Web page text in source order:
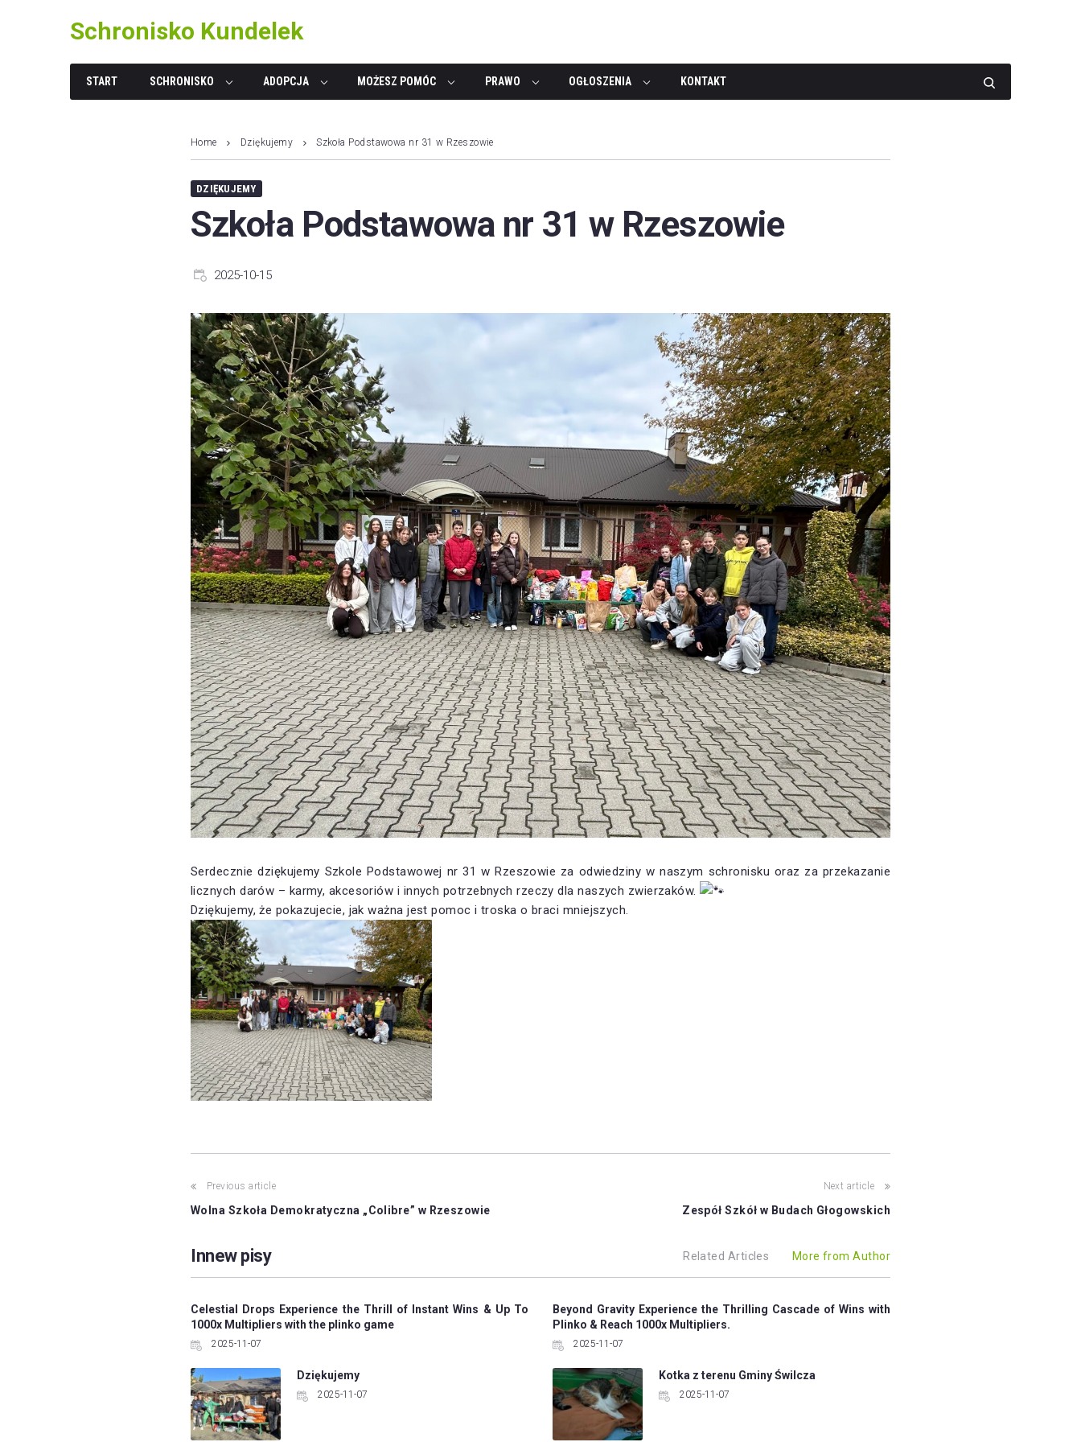
Schronisko Kundelek
START SCHRONISKO ADOPCJA MOŻESZ POMÓC PRAWO OGŁOSZENIA KONTAKT
Home Dziękujemy Szkoła Podstawowa nr 31 w Rzeszowie
DZIĘKUJEMY
Szkoła Podstawowa nr 31 w Rzeszowie
2025-10-15
Serdecznie dziękujemy Szkole Podstawowej nr 31 w Rzeszowie za odwiedziny w naszym schronisku oraz za przekazanie
licznych darów – karmy, akcesoriów i innych potrzebnych rzeczy dla naszych zwierzaków.
Dziękujemy, że pokazujecie, jak ważna jest pomoc i troska o braci mniejszych.
Post
Previous article
Wolna Szkoła Demokratyczna „Colibre” w Rzeszowie
Next article
Zespół Szkół w Budach Głogowskich
Innew pisy Related Articles More from Author
Celestial Drops Experience the Thrill of Instant Wins & Up To
1000x Multipliers with the plinko game
2025-11-07
Beyond Gravity Experience the Thrilling Cascade of Wins with
Plinko & Reach 1000x Multipliers.
2025-11-07
Dziękujemy
2025-11-07
Kotka z terenu Gminy Świlcza
2025-11-07